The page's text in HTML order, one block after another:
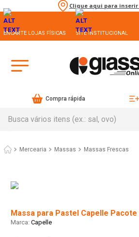
Clique aqui para inserir
ENCARTE LOJAS FÍSICAS SITE INSTITUCIONAL
Compra rápida
Mercearia Massas Massas Frescas
Massa para Pastel Capelle Pacote
Capelle